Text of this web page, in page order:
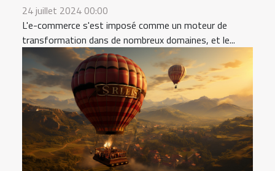
24 juillet 2024 00:00
L'e-commerce s'est imposé comme un moteur de
transformation dans de nombreux domaines, et le...